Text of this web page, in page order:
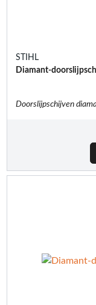
STIHL
Diamant-
Doorslijpschijven